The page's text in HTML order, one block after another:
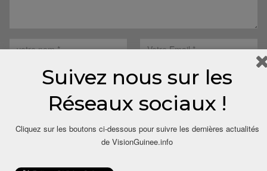
time I comment.
Suivez nous sur les
Réseaux sociaux !
Cliquez sur les boutons ci-dessous pour suivre les dernières actualités
de VisionGuinee.info